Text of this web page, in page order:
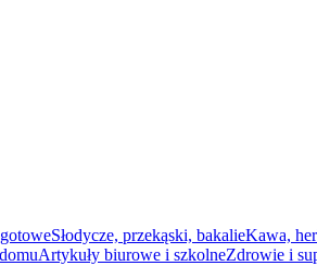
Słodycze, przekąski, bakalieKawa,
Artykuły biurowe i szkolneZdrowie i